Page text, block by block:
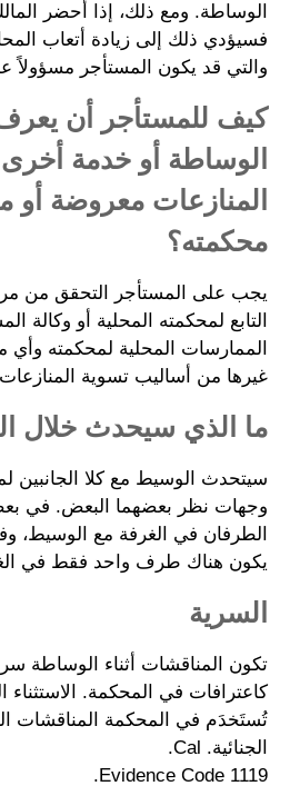
الوساطة. ومع ذلك، إذا أحضر
فسيؤدي ذلك إلى زيادة أتعاب
والتي قد يكون المستأجر مسؤولاً
كيف للمستأجر أن
الوساطة أو خدمة
المنازعات معروضة أو
محكمته؟
يجب على المستأجر التحقق من
التابع لمحكمته المحلية أو وكالة
الممارسات المحلية لمحكمته وأي
غيرها من أساليب تسوية المنازعات
ما الذي سيحدث خلال
سيتحدث الوسيط مع كلا الجانبين
وجهات نظر بعضهما البعض. في
الطرفان في الغرفة مع الوسيط،
يكون هناك طرف واحد فقط في
السرية
تكون المناقشات أثناء الوساطة
كاعترافات في المحكمة. الاستثناء
تُستَخدَم في المحكمة المناقشات
الجنائية. Cal.
Evidence Code 1119.